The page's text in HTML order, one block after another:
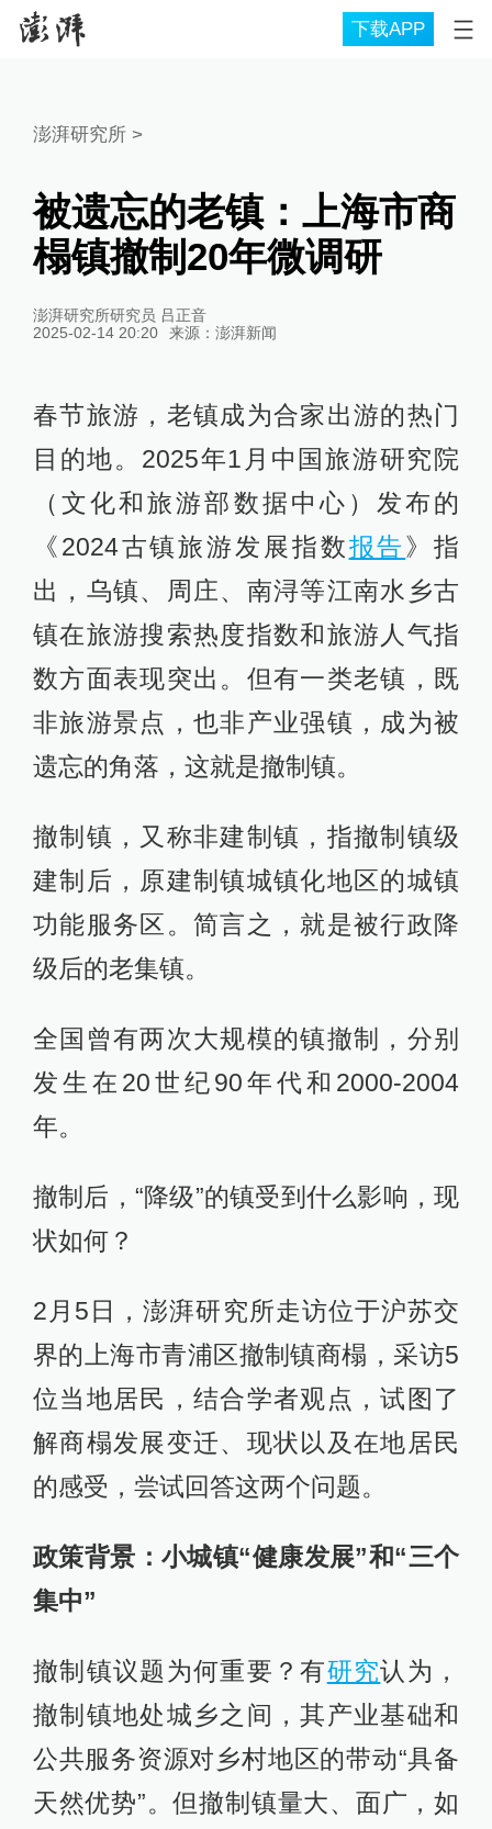
下载APP
澎湃研究所>
被遗忘的老镇：上海市商
榻镇撤制20年微调研
澎湃研究所研究员 吕正音
2025-02-14 20:20
来源： 澎湃新闻
春节旅游，老镇成为合家出游的热门
目的地。2025年1月中国旅游研究院
（文化和旅游部数据中心）发布的
《2024古镇旅游发展指数报告 》指
出，乌镇、周庄、南浔等江南水乡古
镇在旅游搜索热度指数和旅游人气指
数方面表现突出。但有一类老镇，既
非旅游景点，也非产业强镇，成为被
遗忘的角落，这就是撤制镇。
撤制镇，又称非建制镇，指撤制镇级
建制后，原建制镇城镇化地区的城镇
功能服务区。简言之，就是被行政降
级后的老集镇。
全国曾有两次大规模的镇撤制，分别
发生在20世纪90年代和2000-2004
年。
撤制后，“降级”的镇受到什么影响，现
状如何？
2月5日，澎湃研究所走访位于沪苏交
界的上海市青浦区撤制镇商榻，采访5
位当地居民，结合学者观点，试图了
解商榻发展变迁、现状以及在地居民
的感受，尝试回答这两个问题。
政策背景：小城镇“健康发展”和“三个
集中”
撤制镇议题为何重要？有研究认为，
撤制镇地处城乡之间，其产业基础和
公共服务资源对乡村地区的带动“具备
天然优势”。但撤制镇量大、面广，如